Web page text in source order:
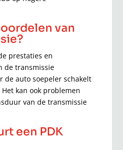
van
prestaties en
de transmissie
de auto soepeler schakelt
kan ook problemen
van de transmissie
een PDK